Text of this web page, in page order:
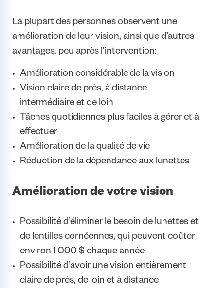
La plupart des personnes observent une
amélioration de leur vision, ainsi que d’autres
avantages, peu après l’intervention:
Amélioration considérable de la vision
Vision claire de près, à distance
intermédiaire et de loin
Tâches quotidiennes plus faciles à gérer et à
effectuer
Amélioration de la qualité de vie
Réduction de la dépendance aux lunettes
Amélioration de votre vision
Possibilité d’éliminer le besoin de lunettes et
de lentilles cornéennes, qui peuvent coûter
environ 1 000 $ chaque année
Possibilité d’avoir une vision entièrement
claire de près, de loin et à distance